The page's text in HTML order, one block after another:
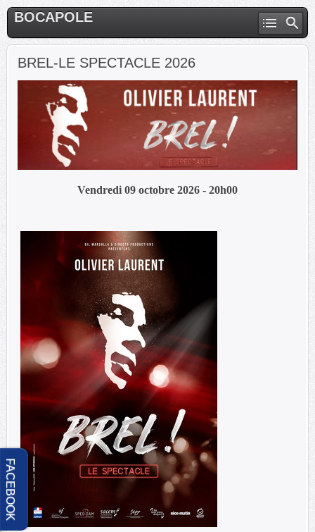
BOCAPOLE
BREL-LE SPECTACLE 2026
Vendredi 09 octobre 2026 - 20h00
FACEBOOK